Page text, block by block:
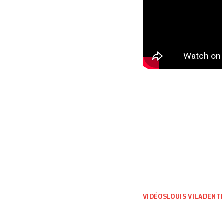
VIDÉOS LOUIS VILADENT